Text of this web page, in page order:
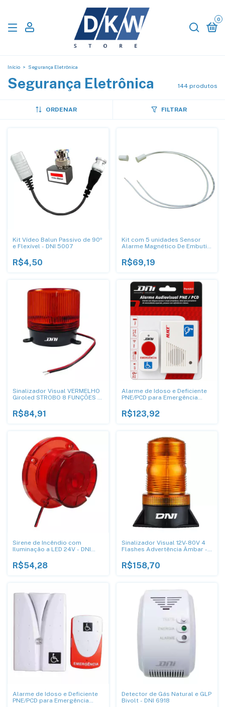
0
Início > Segurança Eletrônica
Segurança Eletrônica 144 produtos
ORDENAR FILTRAR
Kit Vídeo Balun Passivo de 90º
e Flexível - DNI 5007
R$4,50
Kit com 5 unidades Sensor
Alarme Magnético De Embutir
R$69,19
Sinalizador Visual VERMELHO
Giroled STROBO 8 FUNÇÕES -
R$84,91
Alarme de Idoso e Deficiente
PNE/PCD para Emergência
R$123,92
Sirene de Incêndio com
Iluminação a LED 24V - DNI
R$54,28
Sinalizador Visual 12V-80V 4
Flashes Advertência Âmbar -
R$158,70
Alarme de Idoso e Deficiente
PNE/PCD para Emergência
Detector de Gás Natural e GLP
Bivolt - DNI 6918